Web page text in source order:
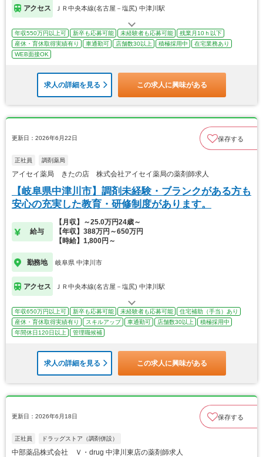
アクセス ＪＲ中央本線(名古屋－塩尻) 中津川駅
年収550万円以上可 新卒も応募可能 未経験者も応募可能
残業月10ｈ以下
産休・育休取得実績有り
車通勤可 店舗数30以上 積極採用中
在宅業務あり
WEB面接OK
求人の詳細を見る この求人に興味がある
更新日：2026年6月22日 保存する
正社員 調剤薬局
アイセイ薬局 きたの店 株式会社アイセイ薬局の薬剤師求人
【岐阜県中津川市】調剤未経験・ブランクがある方も
安心の充実した教育・研修制度があります。
給与
【月収】～25.0万円24歳～
【年収】388万円～650万円
【時給】1,800円～
勤務地 岐阜県 中津川市
アクセス ＪＲ中央本線(名古屋－塩尻) 中津川駅
年収650万円以上可 新卒も応募可能 未経験者も応募可能
住宅補助（手当）あり
産休・育休取得実績有り
スキルアップ 車通勤可 店舗数30以上
積極採用中
年間休日120日以上
管理職候補
求人の詳細を見る この求人に興味がある
更新日：2026年6月18日 保存する
正社員 ドラッグストア（調剤併設）
中部薬品株式会社 Ｖ・drug 中津川東店の薬剤師求人